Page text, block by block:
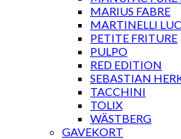
MARIUS FABRE
MARTINELLI
PETITE FRITURE
PULPO
RED EDITION
SEBASTIAN
TACCHINI
TOLIX
WÄSTBERG
GAVEKORT